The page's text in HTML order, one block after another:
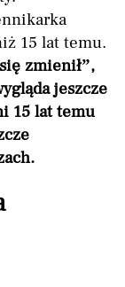
15 lat temu.
zmienił”,
jeszcze
15 lat temu